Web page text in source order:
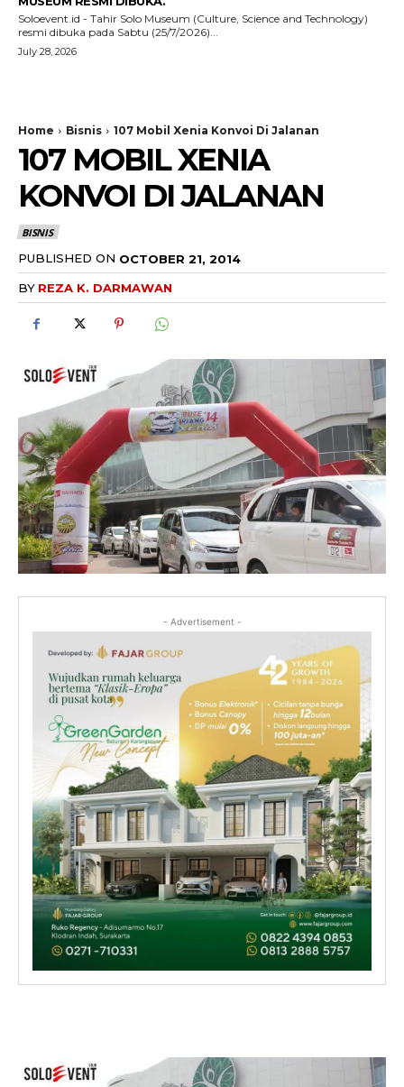
Soloevent.id - Tahir Solo Museum (Culture, Science and Technology)
resmi dibuka pada Sabtu (25/7/2026)...
July 28, 2026